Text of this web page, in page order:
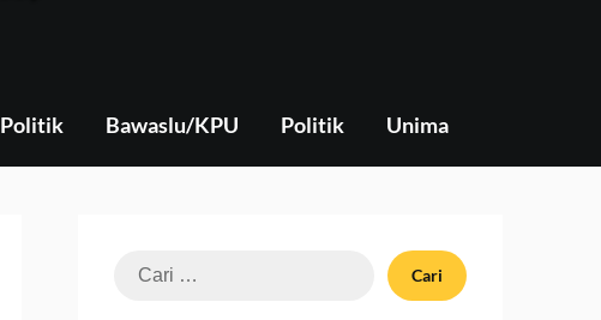
Politik Bawaslu/KPU Politik Unima
Cari